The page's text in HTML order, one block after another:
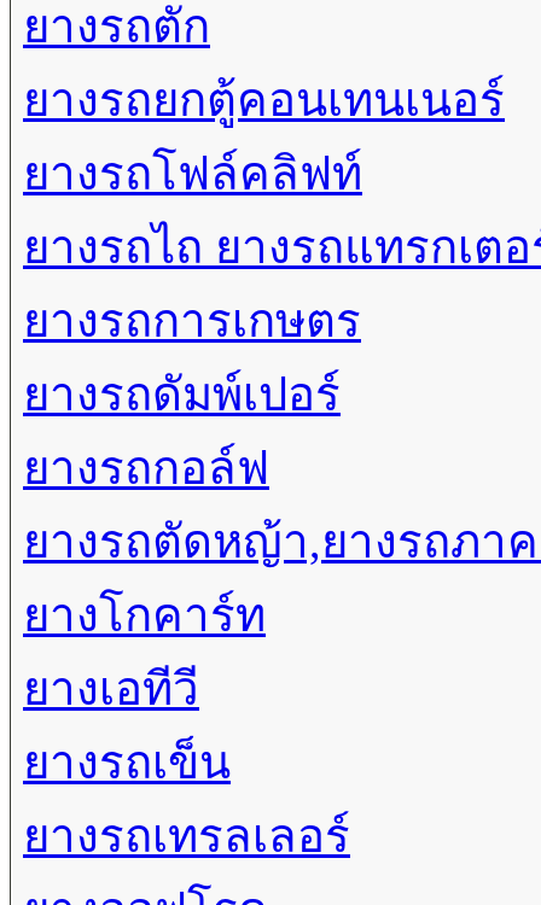
ยางรถตัก
ยางรถยกตู้คอนเทนเนอร์
ยางรถโฟล์คลิฟท์
ยางรถไถ ยางรถแทรกเตอ
ยางรถการเกษตร
ยางรถดัมพ์เปอร์
ยางรถกอล์ฟ
ยางรถตัดหญ้า,ยางรถภา
ยางโกคาร์ท
ยางเอทีวี
ยางรถเข็น
ยางรถเทรลเลอร์